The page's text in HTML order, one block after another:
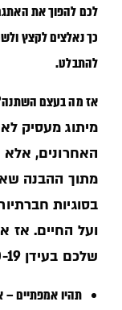
לכם להפוך את
כך נאלצים לקצץ
להתבלט.
אז מה בעצם
מיתוג מעסיק
האחרונים,
מתוך ההבנה
בסוגיות
ועל החיים. אז
שלכם בעידן COVID-19? להלן מספר טיפים:
תהיו אמפתיים–